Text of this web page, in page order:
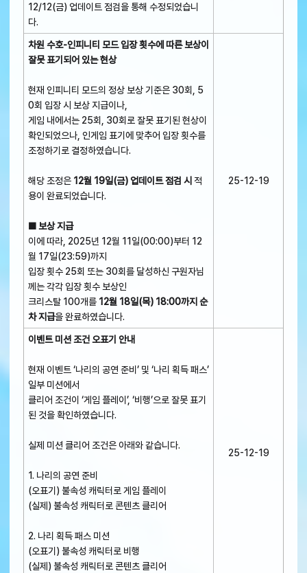
12/12(금) 업데이트 점검을 통해 수정되었습니
다.
차원 수호-인피니티 모드 입장 횟수에 따른 보상이
잘못 표기되어 있는 현상
현재 인피니티 모드의 정상 보상 기준은 30회, 5
0회 입장 시 보상 지급이나,
게임 내에서는 25회, 30회로 잘못 표기된 현상이
확인되었으나, 인게임 표기에 맞추어 입장 횟수를
조정하기로 결정하였습니다.
해당 조정은 12월 19일(금) 업데이트 점검 시 적
용이 완료되었습니다.
■ 보상 지급
이에 따라, 2025년 12월 11일(00:00)부터 12
월 17일(23:59)까지
입장 횟수 25회 또는 30회를 달성하신 구원자님
께는 각각 입장 횟수 보상인
크리스탈 100개를 12월 18일(목) 18:00까지 순
차 지급을 완료하였습니다.
25-12-19
이벤트 미션 조건 오표기 안내
현재 이벤트 ‘나리의 공연 준비’ 및 ‘나리 획득 패스’
일부 미션에서
클리어 조건이 ‘게임 플레이’, ‘비행’으로 잘못 표기
된 것을 확인하였습니다.
실제 미션 클리어 조건은 아래와 같습니다.
1. 나리의 공연 준비
(오표기) 불속성 캐릭터로 게임 플레이
(실제) 불속성 캐릭터로 콘텐츠 클리어
2. 나리 획득 패스 미션
(오표기) 불속성 캐릭터로 비행
(실제) 불속성 캐릭터로 콘텐츠 클리어
25-12-19